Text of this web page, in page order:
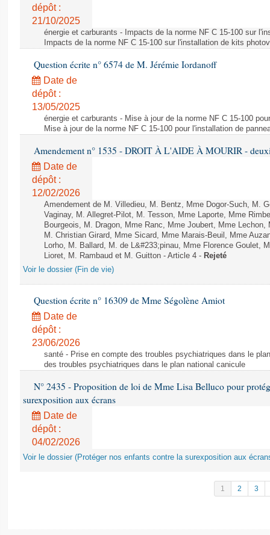
dépôt :
21/10/2025
énergie et carburants - Impacts de la norme NF C 15-100 sur
Impacts de la norme NF C 15-100 sur l'installation de kits
Question écrite n° 6574 de M. Jérémie Iordanoff
Date de
dépôt :
13/05/2025
énergie et carburants - Mise à jour de la norme NF C 15-100
Mise à jour de la norme NF C 15-100 pour l'installation de
Amendement n° 1535 - DROIT À L'AIDE À MOURIR -
Date de
dépôt :
12/02/2026
Amendement de M. Villedieu, M. Bentz, Mme Dogor-Such, M.
Vaginay, M. Allegret-Pilot, M. Tesson, Mme Laporte, Mme
Bourgeois, M. Dragon, Mme Ranc, Mme Joubert, Mme
M. Christian Girard, Mme Sicard, Mme Marais-Beuil, Mme
Lorho, M. Ballard, M. de L&#233;pinau, Mme Florence Goulet,
Lioret, M. Rambaud et M. Guitton - Article 4 - Rejeté
Voir le dossier (Fin de vie)
Question écrite n° 16309 de Mme Ségolène Amiot
Date de
dépôt :
23/06/2026
santé - Prise en compte des troubles psychiatriques dans le
des troubles psychiatriques dans le plan national canicule
N° 2435 - Proposition de loi de Mme Lisa Belluco pour
surexposition aux écrans
Date de
dépôt :
04/02/2026
Voir le dossier (Protéger nos enfants contre la surexposition aux
1 2 3